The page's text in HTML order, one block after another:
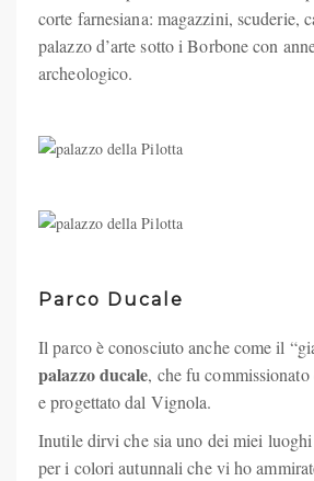
corte farnesiana: magazzini, scuderie,
palazzo d’arte sotto i Borbone con
archeologico.
Parco Ducale
Il parco è conosciuto anche come il
palazzo ducale, che fu
e progettato dal Vignola.
Inutile dirvi che sia uno dei miei
per i colori autunnali che vi ho